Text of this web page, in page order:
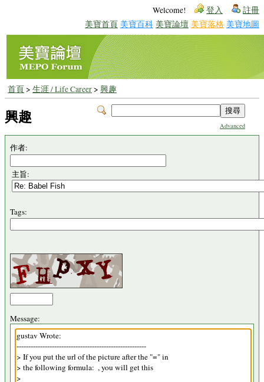
Welcome! 登入 註冊
美寶首頁 美寶百科 美寶論壇 美寶落格 美寶地圖
首頁> 生涯 / Life Career> 興趣
Advanced
興趣
作者:
主旨:
Tags:
Message: